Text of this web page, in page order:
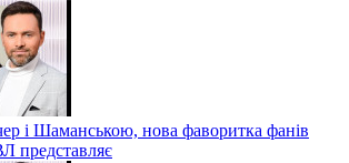
і Шаманською, нова фаворитка фанів
представляє